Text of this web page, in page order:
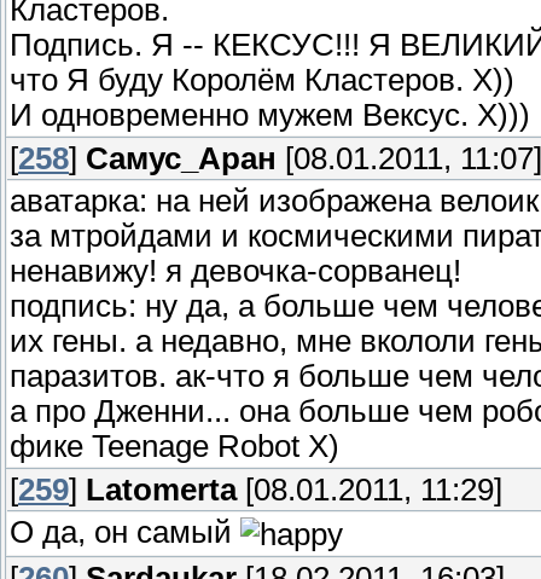
Кластеров.
Подпись. Я -- КЕКСУС!!! Я
что Я буду Королём Кластеров. Х))
И одновременно мужем Вексус. Х)))
[258] Самус_Аран [08.01.2011, 11:07]
аватарка: на ней изображена
за мтройдами и космическими
ненавижу! я девочка-сорванец!
подпись: ну да, а больше чем
их гены. а недавно, мне вкололи
паразитов. ак-что я больше чем
а про Дженни... она больше чем
фике Teenage Robot X)
[259] Latomerta[08.01.2011, 11:29]
О да, он самый